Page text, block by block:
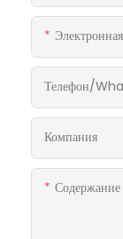
Телефон/
Компания
Содержание